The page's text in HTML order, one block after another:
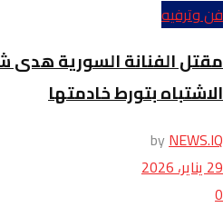
فن وترفيه
مقتل الفنانة السورية
الاشتباه بتورط خادمتها
byNEWS.IQ
29 يناير، 2026
0